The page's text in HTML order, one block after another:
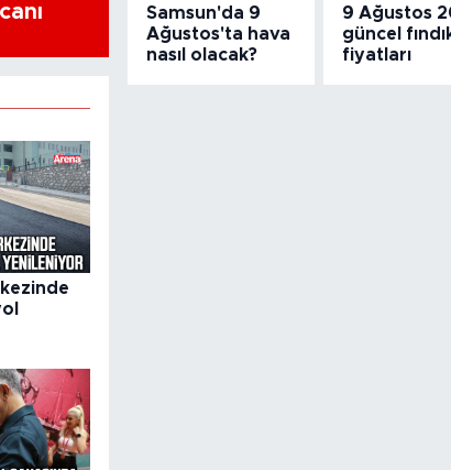
Samsun'da 9
Ağustos'ta hava
nasıl olacak?
9 Ağustos
güncel
fiyatları